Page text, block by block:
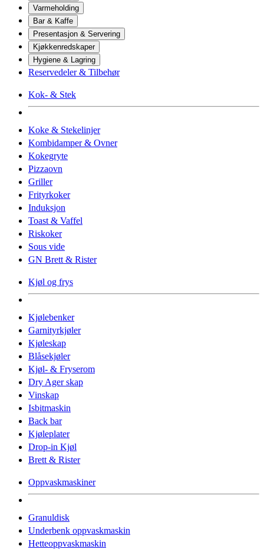
Varmeholding
Bar & Kaffe
Presentasjon & Servering
Kjøkkenredskaper
Hygiene & Lagring
Reservedeler & Tilbehør
Kok- & Stek
Koke & Stekelinjer
Kombidamper & Ovner
Kokegryte
Pizzaovn
Griller
Frityrkoker
Induksjon
Toast & Vaffel
Riskoker
Sous vide
GN Brett & Rister
Kjøl og frys
Kjølebenker
Garnityrkjøler
Kjøleskap
Blåsekjøler
Kjøl- & Fryserom
Dry Ager skap
Vinskap
Isbitmaskin
Back bar
Kjøleplater
Drop-in Kjøl
Brett & Rister
Oppvaskmaskiner
Granuldisk
Underbenk oppvaskmaskin
Hetteoppvaskmaskin